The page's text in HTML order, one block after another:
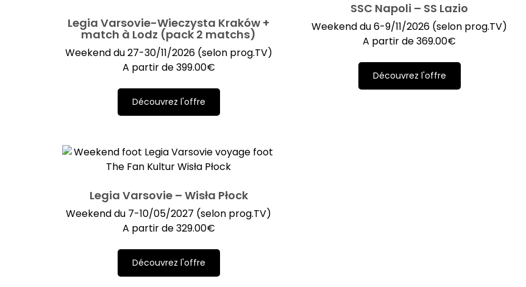
Legia Varsovie-Wieczysta Kraków +
match à Lodz (pack 2 matchs)
Weekend du 27-30/11/2026 (selon prog.TV)
A partir de399.00€
Découvrez l'offre
SSC Napoli – SS Lazio
Weekend du 6-9/11/2026 (selon prog.TV)
A partir de369.00€
Découvrez l'offre
Legia Varsovie – Wisła Płock
Weekend du 7-10/05/2027 (selon prog.TV)
A partir de329.00€
Découvrez l'offre